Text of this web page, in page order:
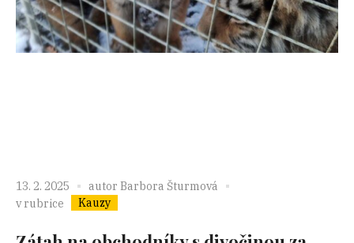
13. 2. 2025 autor Barbora Šturmová
v rubrice
Kauzy